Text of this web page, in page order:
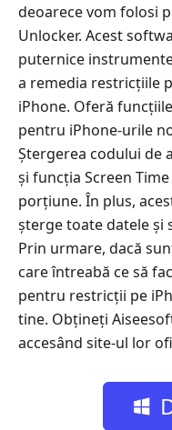
deoarece vom folosi
Unlocker. Acest
puternice
a remedia restricțiile
iPhone. Oferă
pentru iPhone-urile
Ștergerea codului de
și funcția Screen
porțiune. În plus,
șterge toate datele și
Prin urmare, dacă
care întreabă ce să
pentru restricții pe
tine. Obțineți
accesând site-ul lor